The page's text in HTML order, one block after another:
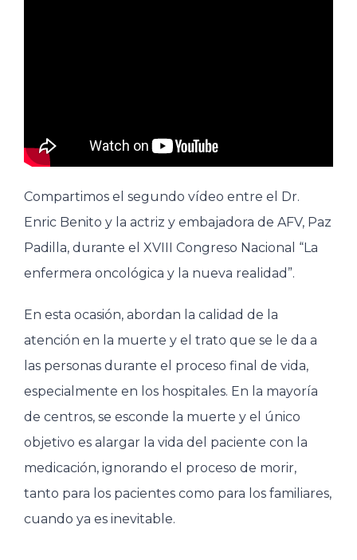
Compartimos el segundo vídeo entre el Dr.
Enric Benito y la actriz y embajadora de AFV, Paz
Padilla, durante el XVIII Congreso Nacional “La
enfermera oncológica y la nueva realidad”.
En esta ocasión, abordan la calidad de la
atención en la muerte y el trato que se le da a
las personas durante el proceso final de vida,
especialmente en los hospitales. En la mayoría
de centros, se esconde la muerte y el único
objetivo es alargar la vida del paciente con la
medicación, ignorando el proceso de morir,
tanto para los pacientes como para los familiares,
cuando ya es inevitable.